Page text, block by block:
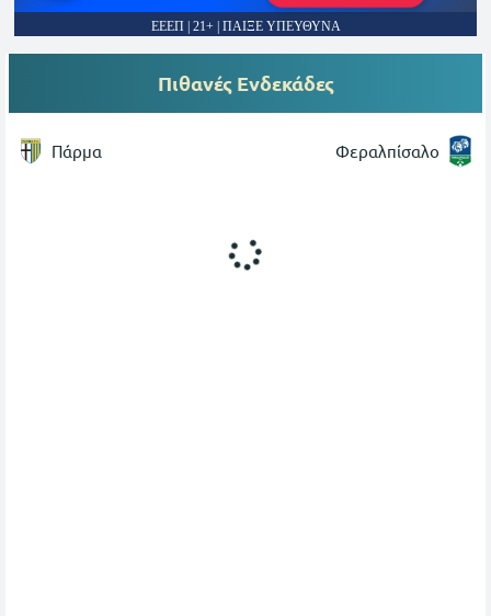
ΕΕΕΠ | 21+ | ΠΑΙΞΕ ΥΠΕΥΘΥΝΑ
Πιθανές Ενδεκάδες
Πάρμα Φεραλπίσαλο